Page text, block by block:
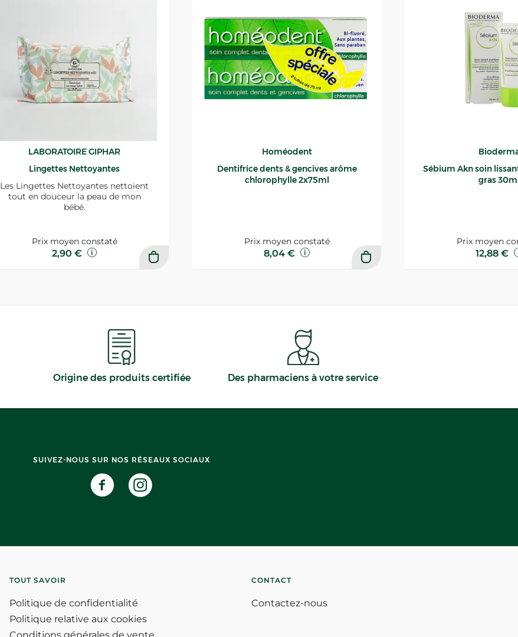
LABORATOIRE GIPHAR
Lingettes Nettoyantes
Les Lingettes Nettoyantes nettoient
tout en douceur la peau de mon
bébé.
Prix moyen constaté
2,90 €
Homéodent
Dentifrice dents & gencives arôme
chlorophylle 2x75ml
Prix moyen constaté
8,04 €
Sébium Akn soin lissant
gras
Prix moyen
12,88 €
Origine des produits certifiée Des pharmaciens à votre service
SUIVEZ-NOUS SUR NOS RÉSEAUX SOCIAUX
TOUT SAVOIR
Politique de confidentialité
Politique relative aux cookies
Conditions générales de vente
CONTACT
Contactez-nous